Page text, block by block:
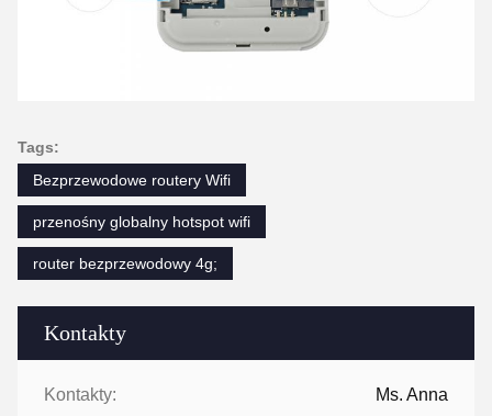
Kontakty
Kontakty: Ms. Anna
Tags:
Bezprzewodowe routery Wifi
przenośny globalny hotspot wifi
router bezprzewodowy 4g;